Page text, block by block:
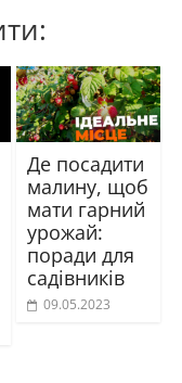
Де посадити
малину, щоб
мати гарний
урожай:
поради для
садівників
09.05.2023